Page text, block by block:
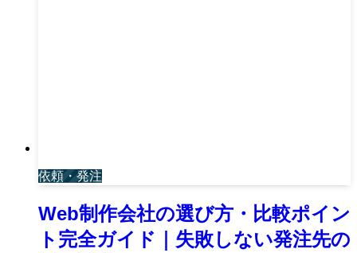
依頼・発注
Web制作会社の選び方・比較ポイン
ト完全ガイド｜失敗しない発注先の